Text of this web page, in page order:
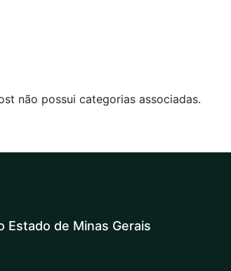
não possui categorias associadas.
Estado de Minas Gerais